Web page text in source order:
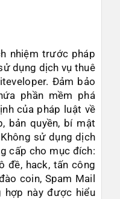
nhiệm trước pháp
dụng dịch vụ thuê
Đảm bảo
phần mềm phá
của pháp luật về
bản quyền, bí mật
sử dụng dịch
cấp cho mục đích:
đề, hack, tấn công
coin, Spam Mail
hợp này được hiểu